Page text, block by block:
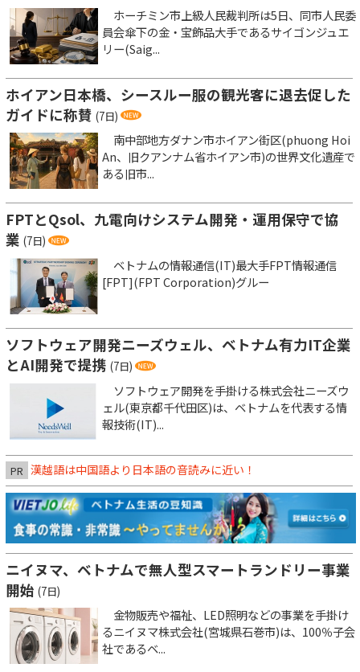
ホーチミン市上級人民裁判所は5日、同市人民委
員会傘下の金・宝飾品大手であるサイゴンジュエ
リー(Saig...
ホイアン日本橋、シースルー服の観光客に退去促した
ガイドに称賛 (7日)
南中部地方ダナン市ホイアン街区(phuong Hoi
An、旧クアンナム省ホイアン市)の世界文化遺産で
ある旧市...
FPTとQsol、九電向けシステム開発・運用保守で協
業 (7日)
ベトナムの情報通信(IT)最大手FPT情報通信
[FPT](FPT Corporation)グルー
ソフトウェア開発ニーズウェル、ベトナム有力IT企業
とAI開発で提携 (7日)
ソフトウェア開発を手掛ける株式会社ニーズウ
ェル(東京都千代田区)は、ベトナムを代表する情
報技術(IT)...
PR 漢越語は中国語より日本語の音読みに近い！
ニイヌマ、ベトナムで無人型スマートランドリー事業
開始 (7日)
金物販売や福祉、LED照明などの事業を手掛け
るニイヌマ株式会社(宮城県石巻市)は、100％子会
社であるベ...